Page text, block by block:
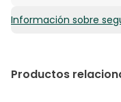
WAX (CERA
(CANDELILLA) WAX
(+/-) IRON OXIDES
IRON OXIDES (CI
1189,00€ / 100 g
Información sobre
Productos